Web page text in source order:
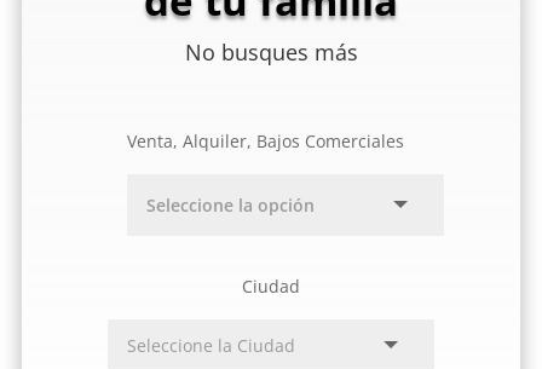
No busques más
Venta, Alquiler, Bajos Comerciales
Ciudad